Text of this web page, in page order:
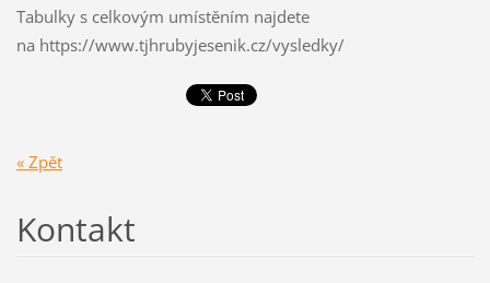
Tabulky s celkovým umístěním najdete
na https://www.tjhrubyjesenik.cz/vysledky/
« Zpět
Kontakt